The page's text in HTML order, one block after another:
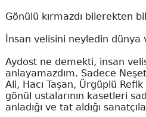
Gönülü kırmazdı bilerekten
İnsan velisini neyledin dünya
Aydost ne demekti, insan
anlayamazdım. Sadece
Ali, Hacı Taşan, Ürgüplü
gönül ustalarının kasetleri
anladığı ve tat aldığı